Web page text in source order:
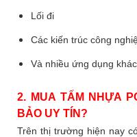
Lối đi
Các kiến trúc công
Và nhiều ứng dụng khác
2. MUA TẤM NHỰA
BẢO UY TÍN?
Trên thị trường hiện nay